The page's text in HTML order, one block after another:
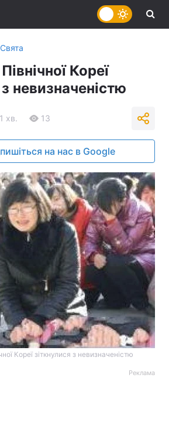
Свята
Кореї
невизначеністю
1 хв. 13
на нас в Google
Кореї зіткнулися з невизначеністю
Реклама